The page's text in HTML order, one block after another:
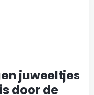
juweeltjes
door de